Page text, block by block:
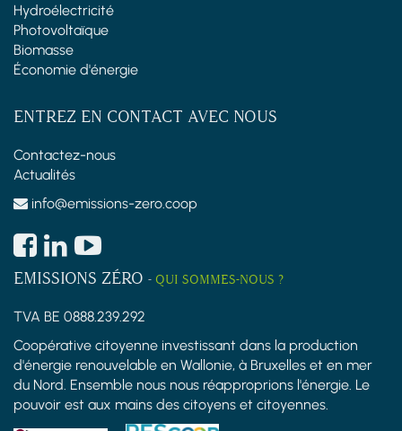
Hydroélectricité
Photovoltaïque
Biomasse
Économie d'énergie
ENTREZ EN CONTACT AVEC NOUS
Contactez-nous
Actualités
info@emissions-zero.coop
EMISSIONS ZÉRO - QUI SOMMES-NOUS ?
TVA BE 0888.239.292
Coopérative citoyenne investissant dans la production
d'énergie renouvelable en Wallonie, à Bruxelles et en mer
du Nord. Ensemble nous nous réapproprions l'énergie. Le
pouvoir est aux mains des citoyens et citoyennes.